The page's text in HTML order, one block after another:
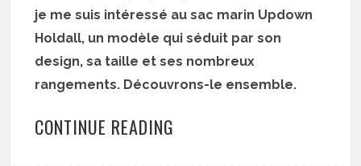
je me suis intéressé au sac marin Updown
Holdall, un modèle qui séduit par son
design, sa taille et ses nombreux
rangements. Découvrons-le ensemble.
CONTINUE READING